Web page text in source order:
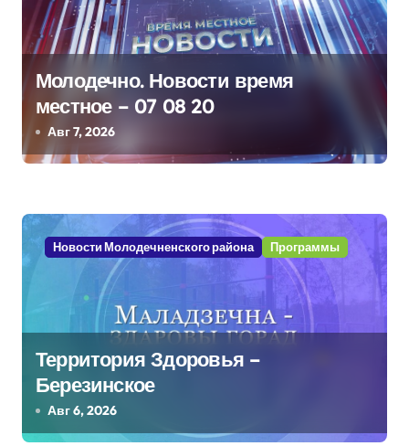
п
о
а
и
с
м
Молодечно. Новости время
местное – 07 08 20
Авг 7, 2026
Новости Молодечненского района Программы
Территория Здоровья –
Березинское
Авг 6, 2026